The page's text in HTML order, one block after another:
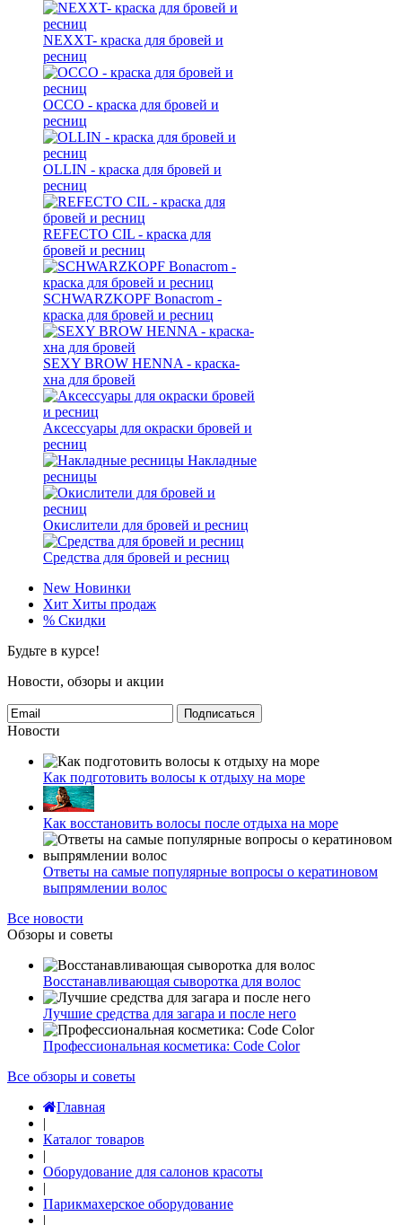
NEXXT- краска для бровей и
ресниц
OCCO - краска для бровей и
ресниц
OLLIN - краска для бровей и
ресниц
REFECTO CIL - краска для
бровей и ресниц
SCHWARZKOPF Bonacrom -
краска для бровей и ресниц
SEXY BROW HENNA - краска-
хна для бровей
Аксессуары для окраски бровей и
ресниц
Накладные
ресницы
Окислители для бровей и ресниц
Средства для бровей и ресниц
New Новинки
Хит Хиты продаж
% Скидки
Будьте в курсе!
Новости, обзоры и акции
Подписаться
Новости
Как подготовить волосы к отдыху на море
Как восстановить волосы после отдыха на море
Ответы на самые популярные вопросы о кератиновом
выпрямлении волос
Все новости
Обзоры и советы
Восстанавливающая сыворотка для волос
Лучшие средства для загара и после него
Профессиональная косметика: Code Color
Все обзоры и советы
Главная
|
Каталог товаров
|
Оборудование для салонов красоты
|
Парикмахерское оборудование
|